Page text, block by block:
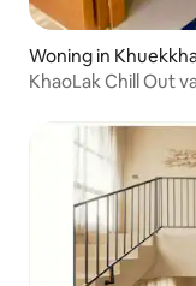
Woning in
KhaoLak Chill Out